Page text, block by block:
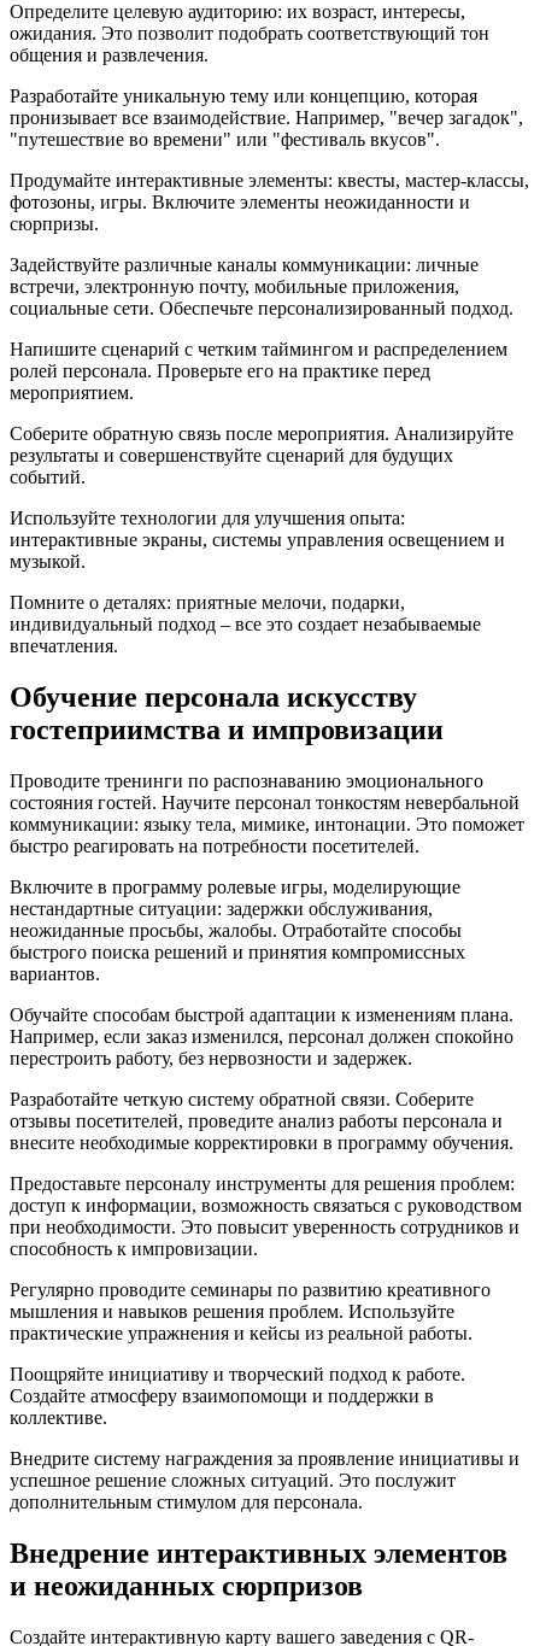
Определите целевую аудиторию: их возраст, интересы,
ожидания. Это позволит подобрать соответствующий тон
общения и развлечения.
Разработайте уникальную тему или концепцию, которая
пронизывает все взаимодействие. Например, "вечер загадок",
"путешествие во времени" или "фестиваль вкусов".
Продумайте интерактивные элементы: квесты, мастер-классы,
фотозоны, игры. Включите элементы неожиданности и
сюрпризы.
Задействуйте различные каналы коммуникации: личные
встречи, электронную почту, мобильные приложения,
социальные сети. Обеспечьте персонализированный подход.
Напишите сценарий с четким таймингом и распределением
ролей персонала. Проверьте его на практике перед
мероприятием.
Соберите обратную связь после мероприятия. Анализируйте
результаты и совершенствуйте сценарий для будущих
событий.
Используйте технологии для улучшения опыта:
интерактивные экраны, системы управления освещением и
музыкой.
Помните о деталях: приятные мелочи, подарки,
индивидуальный подход – все это создает незабываемые
впечатления.
Обучение персонала искусству
гостеприимства и импровизации
Проводите тренинги по распознаванию эмоционального
состояния гостей. Научите персонал тонкостям невербальной
коммуникации: языку тела, мимике, интонации. Это поможет
быстро реагировать на потребности посетителей.
Включите в программу ролевые игры, моделирующие
нестандартные ситуации: задержки обслуживания,
неожиданные просьбы, жалобы. Отработайте способы
быстрого поиска решений и принятия компромиссных
вариантов.
Обучайте способам быстрой адаптации к изменениям плана.
Например, если заказ изменился, персонал должен спокойно
перестроить работу, без нервозности и задержек.
Разработайте четкую систему обратной связи. Соберите
отзывы посетителей, проведите анализ работы персонала и
внесите необходимые корректировки в программу обучения.
Предоставьте персоналу инструменты для решения проблем:
доступ к информации, возможность связаться с руководством
при необходимости. Это повысит уверенность сотрудников и
способность к импровизации.
Регулярно проводите семинары по развитию креативного
мышления и навыков решения проблем. Используйте
практические упражнения и кейсы из реальной работы.
Поощряйте инициативу и творческий подход к работе.
Создайте атмосферу взаимопомощи и поддержки в
коллективе.
Внедрите систему награждения за проявление инициативы и
успешное решение сложных ситуаций. Это послужит
дополнительным стимулом для персонала.
Внедрение интерактивных элементов
и неожиданных сюрпризов
Создайте интерактивную карту вашего заведения с QR-